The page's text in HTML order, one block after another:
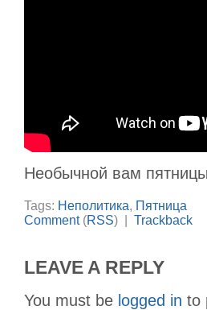
Необычной вам
Tags: Неполитика, Пятница
Comment(RSS) | Trackback
LEAVE A REPLY
You must be logged in to